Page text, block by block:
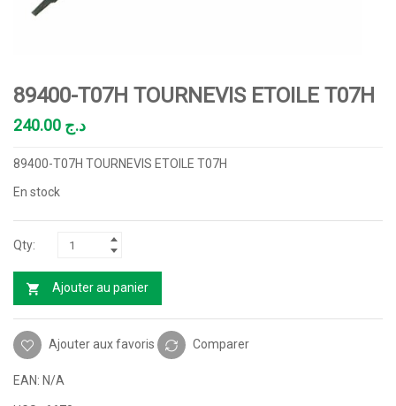
89400-T07H TOURNEVIS ETOILE T07H
د.ج
89400-T07H TOURNEVIS ETOILE T07H
En stock
Ajouter au panier
Ajouter aux favoris Comparer
EAN: N/A